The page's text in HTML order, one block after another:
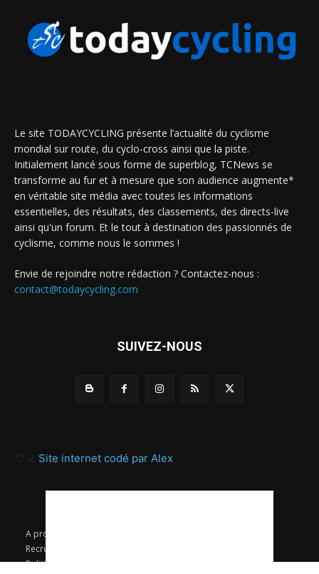
Le site TODAYCYCLING présente l’actualité du cyclisme
mondial sur route, du cyclo-cross ainsi que la piste.
Initialement lancé sous forme de superblog, TCNews se
transforme au fur et à mesure que son audience augmente*
en véritable site média avec toutes les informations
essentielles, des résultats, des classements, des directs-live
ainsi qu'un forum. Et le tout à destination des passionnés de
cyclisme, comme nous le sommes !
Envie de rejoindre notre rédaction ? Contactez-nous :
contact@todaycycling.com
SUIVEZ-NOUS
Site internet codé par Alex
A propos
Recrutement / Offres d’emploi
Politique de confidentialité